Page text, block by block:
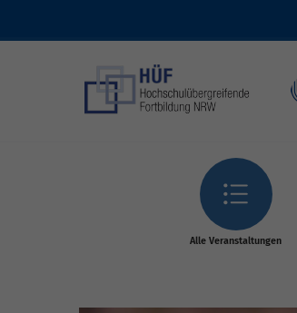
Alle Veranstaltungen